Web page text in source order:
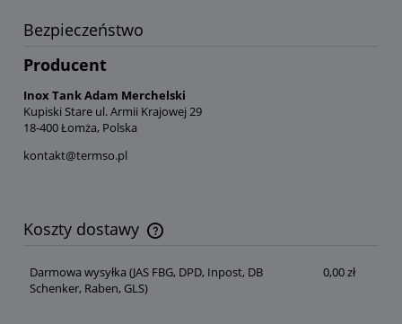
Bezpieczeństwo
Producent
Inox Tank Adam Merchelski
Kupiski Stare ul. Armii Krajowej 29
18-400 Łomża, Polska
kontakt@termso.pl
Koszty dostawy
Cena nie zawiera ewentualnych kosztów płatności
Darmowa wysyłka (JAS FBG, DPD, Inpost, DB
Schenker, Raben, GLS)
0,00 zł